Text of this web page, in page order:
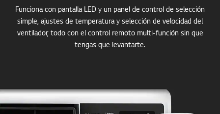
Funciona con pantalla LED y un panel de control de selección
simple, ajustes de temperatura y selección de velocidad del
ventilador, todo con el control remoto multi-función sin que
tengas que levantarte.